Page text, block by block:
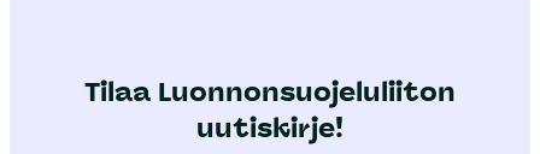
Tilaa Luonnonsuojeluliiton
uutiskirje!